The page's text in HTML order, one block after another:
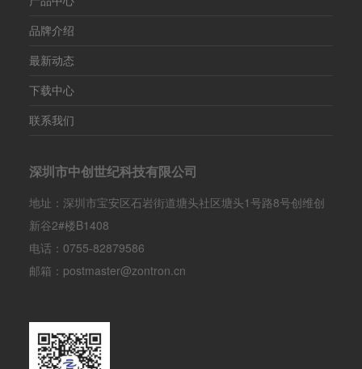
品牌介绍
最新动态
下载中心
联系我们
深圳市中创世纪科技有限公司
地址：深圳市宝安区石岩街道塘头社区塘头1号路8号创维创
新谷2#楼B1408
电话：0755-82879586
邮箱：postmaster@zontron.cn